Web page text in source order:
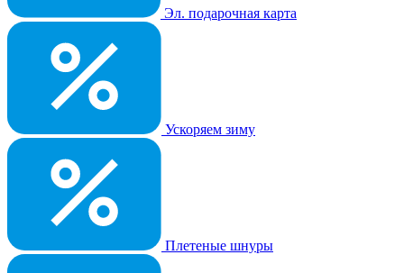
Эл. подарочная карта
Ускоряем зиму
Плетеные шнуры